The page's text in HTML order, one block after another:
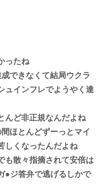
ったね
できなくて結局ウクラ
ュインフレでようやく達
んど非正規なんだよね
ほとんどずーっとマイ
しくなったんだよね
も散々指摘されて安倍は
●ジ答弁で逃げるしかで